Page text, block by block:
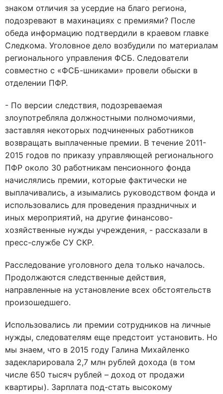
знаком отличия за усердие на благо региона,
подозревают в махинациях с премиями? После
обеда информацию подтвердили в краевом главке
Следкома. Уголовное дело возбудили по материалам
регионального управления ФСБ. Следователи
совместно с «ФСБ-шниками» провели обыски в
отделении ПФР.
- По версии следствия, подозреваемая
злоупотребляла должностными полномочиями,
заставляя некоторых подчиненных работников
возвращать выплаченные премии. В течение 2011-
2015 годов по приказу управляющей регионального
ПФР около 30 работникам пенсионного фонда
начислялись премии, которые фактически не
выплачивались, а изымались руководством фонда и
использовались для проведения праздничных и
иных мероприятий, на другие финансово-
хозяйственные нужды учреждения, - рассказали в
пресс-службе СУ СКР.
Расследование уголовного дела только началось.
Продолжаются следственные действия,
направленные на установление всех обстоятельств
произошедшего.
Использовались ли премии сотрудников на личные
нужды, следователям еще предстоит установить. Но
мы знаем, что в 2015 году Галина Михайленко
задекларировала 2,7 млн рублей дохода (в том
числе 650 тысяч рублей – доход от продажи
квартиры). Зарплата под-стать высокому